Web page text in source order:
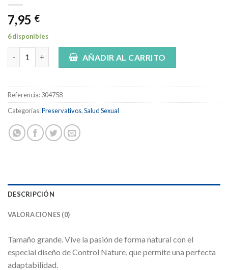
7,95 €
6 disponibles
Control Preservativos Nature XL 12 unidades cantidad
AÑADIR AL CARRITO
Referencia:304758
Categorías:Preservativos,Salud Sexual
DESCRIPCIÓN
VALORACIONES (0)
Tamaño grande. Vive la pasión de forma natural con el
especial diseño de Control Nature, que permite una perfecta
adaptabilidad.